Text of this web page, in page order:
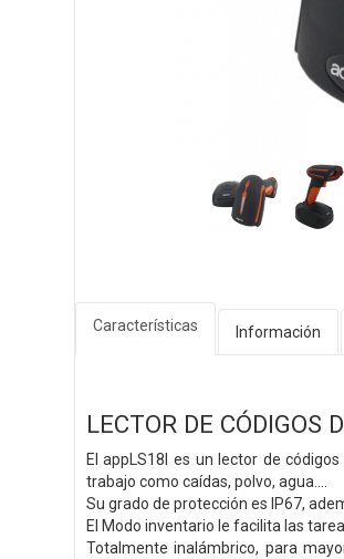
Características Información
LECTOR DE CÓDIGOS
El appLS18I es un lector de
trabajo como caídas, polvo, agua....
Su grado de protección es IP67,
El Modo inventario le facilita las
Totalmente inalámbrico, para